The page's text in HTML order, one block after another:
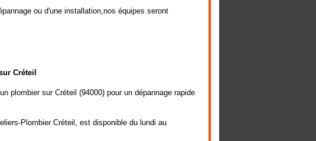
ou d'une installation,nos équipes seront
Créteil
plombier sur Créteil (94000) pour un dépannage rapide
Plombier Créteil, est disponible du lundi au